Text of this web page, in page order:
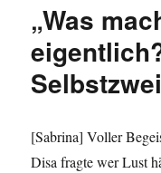
„Was
[Sabrina] Voller
Disa fragte wer Lust